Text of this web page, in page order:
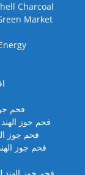
Charcoal
Market
فحم
فحم جوز
فحم جوز
فحم جوز